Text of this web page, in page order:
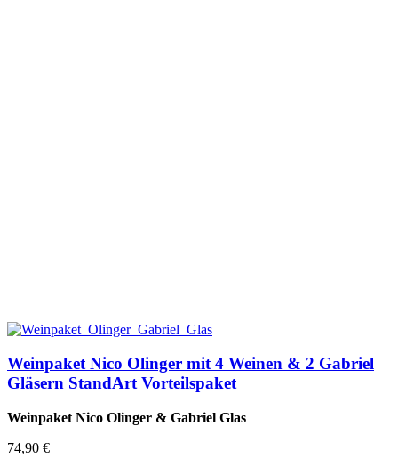
Weinpaket Nico Olinger mit 4 Weinen & 2 Gabriel
Gläsern StandArt Vorteilspaket
Weinpaket Nico Olinger & Gabriel Glas
74,90 €